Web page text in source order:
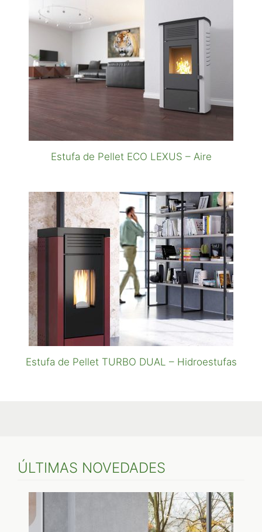
Estufa de Pellet ECO LEXUS – Aire
Estufa de Pellet TURBO DUAL – Hidroestufas
ÚLTIMAS NOVEDADES